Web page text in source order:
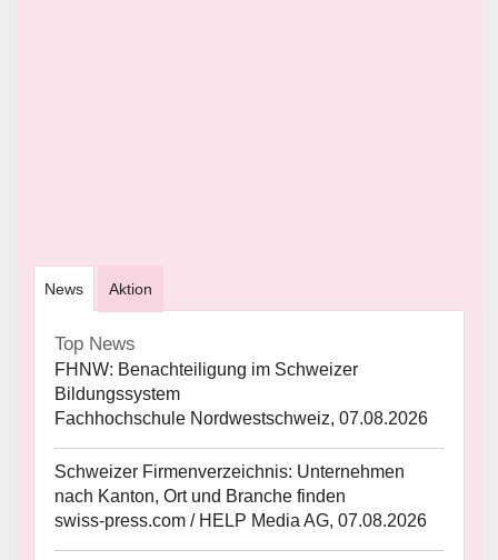
News Aktion
Top News
FHNW: Benachteiligung im Schweizer
Bildungssystem
Fachhochschule Nordwestschweiz, 07.08.2026
Schweizer Firmenverzeichnis: Unternehmen
nach Kanton, Ort und Branche finden
swiss-press.com / HELP Media AG, 07.08.2026